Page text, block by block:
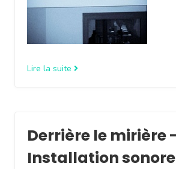
Lire la suite
Derrière le mirière -
Installation sonore